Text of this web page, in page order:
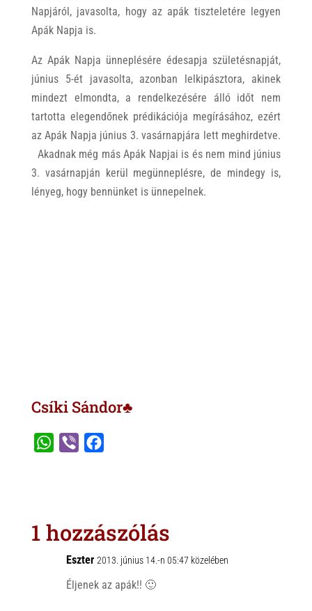
Napjáról, javasolta, hogy az apák tiszteletére legyen
Apák Napja is.
Az Apák Napja ünneplésére édesapja születésnapját,
június 5-ét javasolta, azonban lelkipásztora, akinek
mindezt elmondta, a rendelkezésére álló időt nem
tartotta elegendőnek prédikációja megírásához, ezért
az Apák Napja június 3. vasárnapjára lett meghirdetve.
Akadnak még más Apák Napjai is és nem mind június
3. vasárnapján kerül megünneplésre, de mindegy is,
lényeg, hogy bennünket is ünnepelnek.
Csíki Sándor♣
A
o
o
1 hozzászólás
Eszter 2013. június 14.-n 05:47 közelében
Éljenek az apák!! 🙂